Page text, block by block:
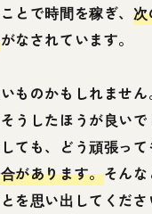
とで時間を稼ぎ、次
がなされています。
ものかもしれませ
うしたほうが良い
ても、どう頑張って
があります。そん
を思い出してくだ